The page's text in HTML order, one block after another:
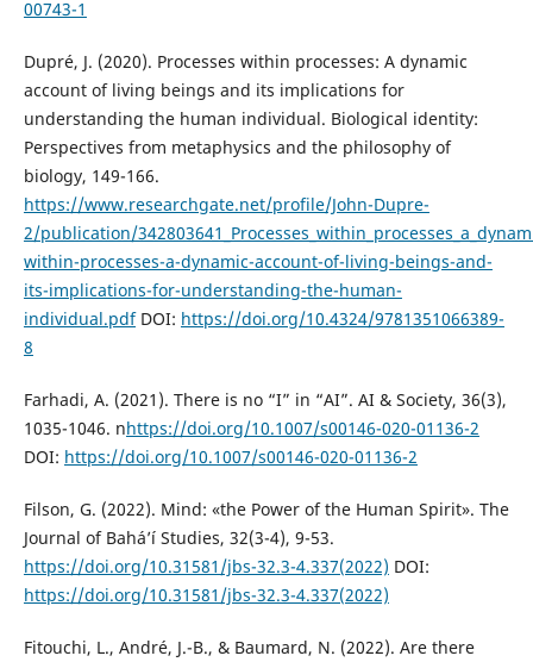
00743-1
Dupré, J. (2020). Processes within processes: A dynamic
account of living beings and its implications for
understanding the human individual. Biological identity:
Perspectives from metaphysics and the philosophy of
biology, 149-166.
https://www.researchgate.net/profile/John-Dupre-
2/publication/
within-processes-a-dynamic-account-of-living-beings-and-
its-implications-for-understanding-the-human-
individual.pdfDOI: https://doi.org/10.4324/9781351066389-
8
Farhadi, A. (2021). There is no “I” in “AI”. AI & Society, 36(3),
1035-1046. nhttps://doi.org/10.1007/s00146-020-01136-2
DOI: https://doi.org/10.1007/s00146-020-01136-2
Filson, G. (2022). Mind: «the Power of the Human Spirit». The
Journal of Bahá’í Studies, 32(3-4), 9-53.
https://doi.org/10.31581/jbs-32.3-4.337(2022) DOI:
https://doi.org/10.31581/jbs-32.3-4.337(2022)
Fitouchi, L., André, J.-B., & Baumard, N. (2022). Are there